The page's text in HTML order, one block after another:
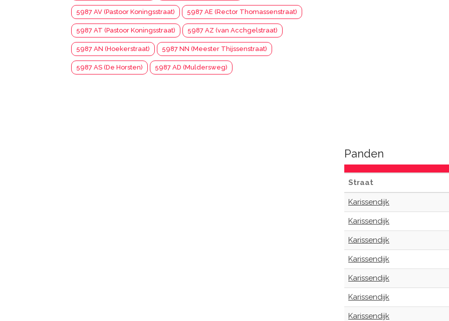
5987 AV (Pastoor Koningsstraat) 5987 AE (Rector Thomassenstraat)
5987 AT (Pastoor Koningsstraat) 5987 AZ (van Acchgelstraat)
5987 AN (Hoekerstraat) 5987 NN (Meester Thijssenstraat)
5987 AS (De Horsten) 5987 AD (Muldersweg)
Panden
Straat
Karissendijk
Karissendijk
Karissendijk
Karissendijk
Karissendijk
Karissendijk
Karissendijk